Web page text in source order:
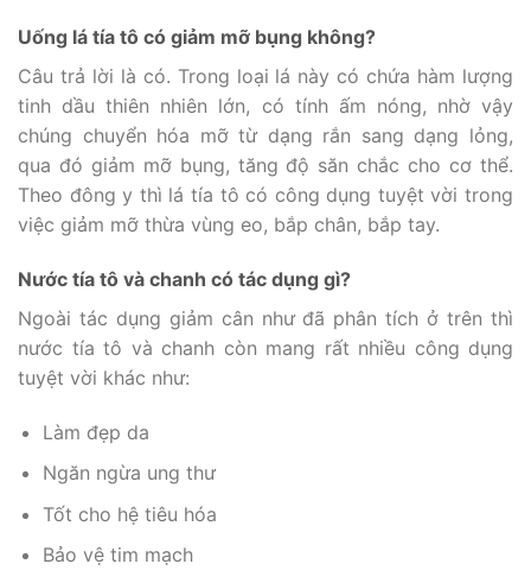
Uống lá tía tô có giảm mỡ bụng không?
Câu trả lời là có. Trong loại lá này có chứa hàm lượng
tinh dầu thiên nhiên lớn, có tính ấm nóng, nhờ vậy
chúng chuyển hóa mỡ từ dạng rắn sang dạng lỏng,
qua đó giảm mỡ bụng, tăng độ săn chắc cho cơ thể.
Theo đông y thì lá tía tô có công dụng tuyệt vời trong
việc giảm mỡ thừa vùng eo, bắp chân, bắp tay.
Nước tía tô và chanh có tác dụng gì?
Ngoài tác dụng giảm cân như đã phân tích ở trên thì
nước tía tô và chanh còn mang rất nhiều công dụng
tuyệt vời khác như:
Làm đẹp da
Ngăn ngừa ung thư
Tốt cho hệ tiêu hóa
Bảo vệ tim mạch